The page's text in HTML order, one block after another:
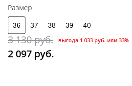
Размер
36 37 38 39 40
3 130 руб.
2 097 руб.
выгода 1 033 руб. или 33%